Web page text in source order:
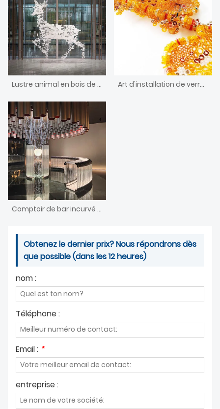
Lustre animal en bois de cerf acrylique fait main énorme/grand/géant personnalisé Art d'installation de verre en trois dimensions
Comptoir de bar incurvé décoratif de conception unique de concepteur fait sur commande avec la lumière
Obtenez le dernier prix? Nous répondrons dès
que possible (dans les 12 heures)
nom :
Téléphone :
Email : *
entreprise :